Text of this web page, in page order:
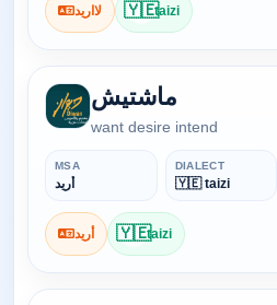
لااريد 🇾🇪taizi
ماشتيش
want desire intend
MSA
أريد
DIALECT
🇾🇪 taizi
أريد 🇾🇪taizi